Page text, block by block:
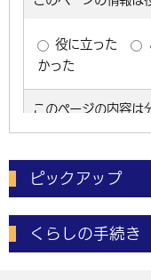
ピックアップ
電子申請
体育施設予約状況
くらしの手続き